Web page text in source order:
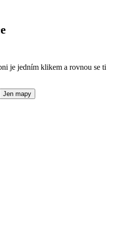
je jedním klikem a rovnou se ti
Jen mapy